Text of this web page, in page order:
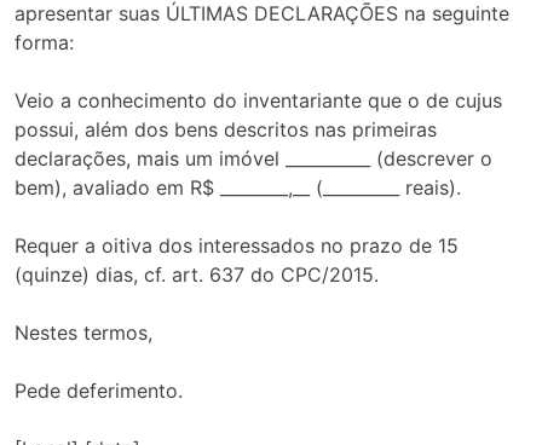
apresentar suas ÚLTIMAS DECLARAÇÕES na seguinte
forma:
Veio a conhecimento do inventariante que o de cujus
possui, além dos bens descritos nas primeiras
declarações, mais um imóvel __________ (descrever o
bem), avaliado em R$ ________,__ (_________ reais).
Requer a oitiva dos interessados no prazo de 15
(quinze) dias, cf. art. 637 do CPC/2015.
Nestes termos,
Pede deferimento.